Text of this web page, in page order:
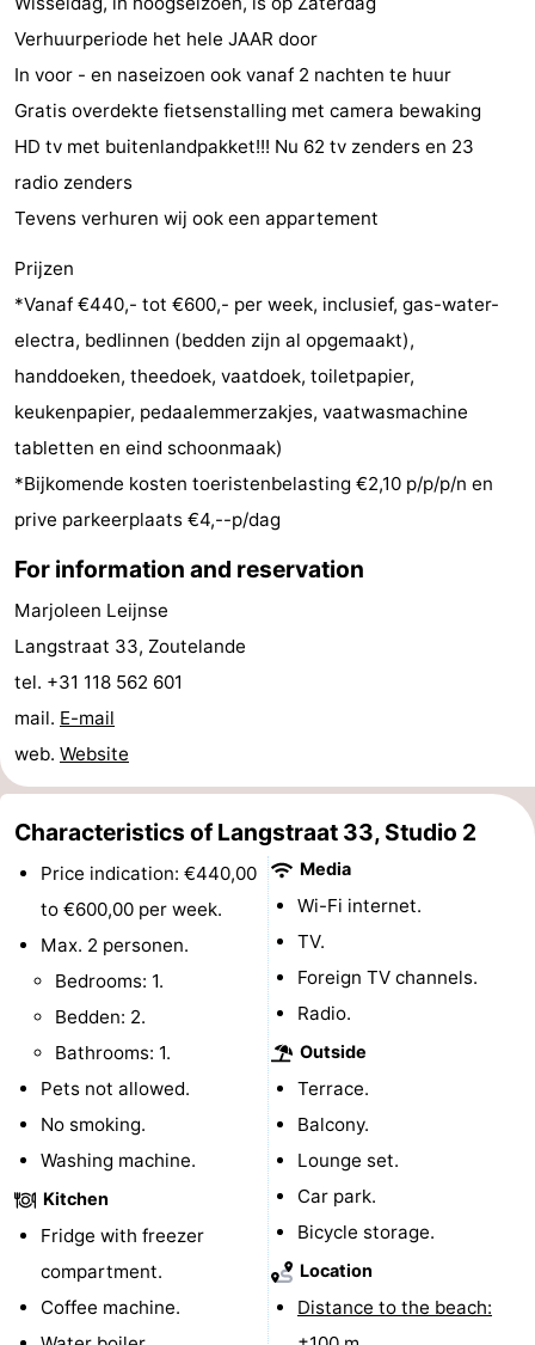
Observation
Attractions
Playgrounds
-
playgrounds
Bowling
centres
Wellness
centers
Villages
&
Cities
Nature
Guided
tours
Sports
-
Swimming
-
Hiking
-
riding
Golf
courses
-
Sportfishing
Food
Beverages
Events
Ring
riding
Practical
Forum
Route
-
Parking
Medical
addresses
Region
Zeeland
Verhuurperiode het hele JAAR door
In voor - en naseizoen ook vanaf 2 nachten te huur
Gratis overdekte fietsenstalling met camera bewaking
HD tv met buitenlandpakket!!! Nu 62 tv zenders en 23
radio zenders
Tevens verhuren wij ook een appartement
Prijzen
*Vanaf €440,- tot €600,- per week, inclusief, gas-water-
electra, bedlinnen (bedden zijn al opgemaakt),
handdoeken, theedoek, vaatdoek, toiletpapier,
keukenpapier, pedaalemmerzakjes, vaatwasmachine
tabletten en eind schoonmaak)
*Bijkomende kosten toeristenbelasting €2,10 p/p/p/n en
prive parkeerplaats €4,--p/dag
For information and reservation
Marjoleen Leijnse
Langstraat 33, Zoutelande
tel. +31 118 562 601
mail. E-mail
web. Website
Characteristics of Langstraat 33, Studio 2
Price indication: €440,00
to €600,00 per week.
Max. 2 personen.
Bedrooms: 1.
Bedden: 2.
Bathrooms: 1.
Pets not allowed.
No smoking.
Washing machine.
Kitchen
Fridge with freezer
compartment.
Coffee machine.
Media
Wi-Fi internet.
TV.
Foreign TV channels.
Radio.
Outside
Terrace.
Balcony.
Lounge set.
Car park.
Bicycle storage.
Location
Distance to the beach: